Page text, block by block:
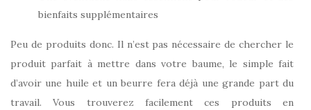
bienfaits supplémentaires
Peu de produits donc. Il n’est pas nécessaire de chercher le
produit parfait à mettre dans votre baume, le simple fait
d’avoir une huile et un beurre fera déjà une grande part du
travail. Vous trouverez facilement ces produits en